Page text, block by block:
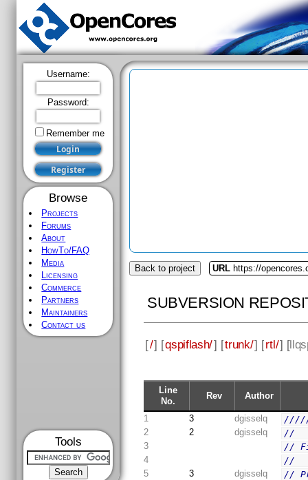
Username:
Password:
Remember me
Browse
Projects
Forums
About
HowTo/FAQ
Media
Licensing
Commerce
Partners
Maintainers
Contact us
Tools
Back to project URL https://
SUBVERSION
[/] [qspiflash/] [trunk/] [rtl/] [
Line
No.
Rev Author
1 3 dgisselq
2
2 dgisselq
//
3
//
4
//
5
3 dgisselq
//